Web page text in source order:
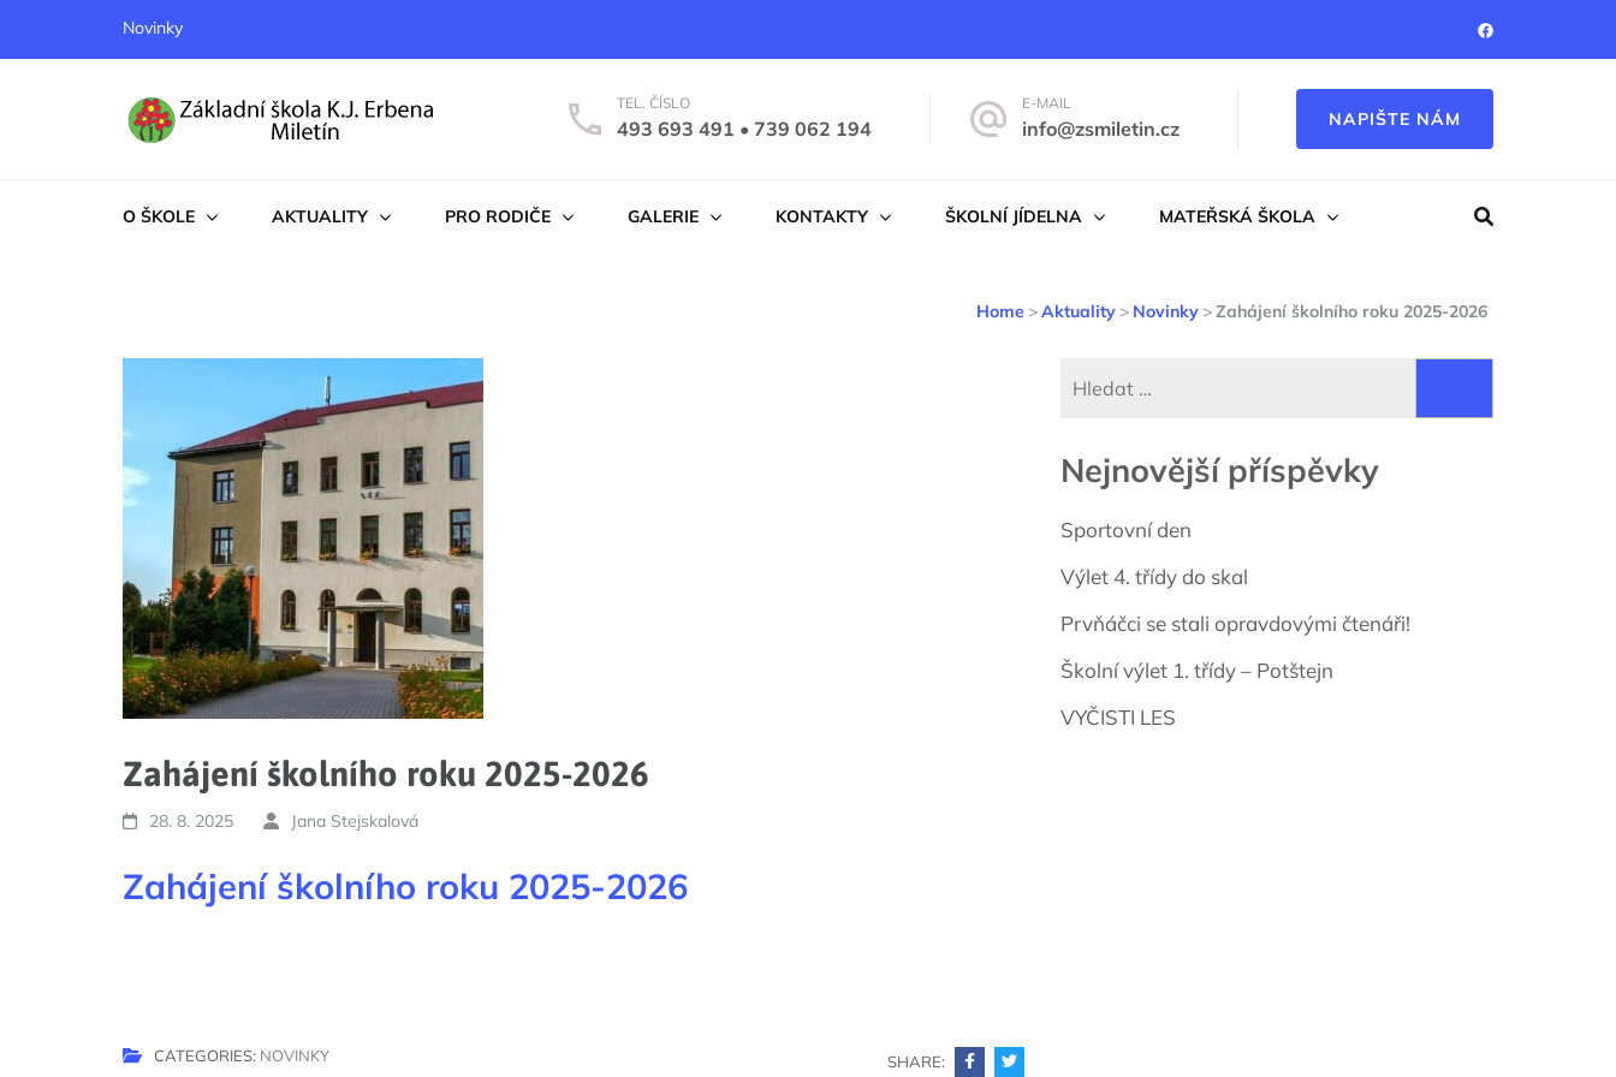
Novinky
TEL. ČÍSLO
493 693 491 • 739 062 194
E-MAIL
info@zsmiletin.cz NAPIŠTE NÁM
O ŠKOLE AKTUALITY PRO RODIČE GALERIE KONTAKTY ŠKOLNÍ JÍDELNA MATEŘSKÁ ŠKOLA
Home >Aktuality > Novinky >Zahájení školního roku 2025-2026
Zahájení školního roku 2025-2026
28. 8. 2025 Jana Stejskalová
Zahájení školního roku 2025-2026
CATEGORIES: NOVINKY SHARE:
Nejnovější příspěvky
Sportovní den
Výlet 4. třídy do skal
Prvňáčci se stali opravdovými čtenáři!
Školní výlet 1. třídy – Potštejn
VYČISTI LES